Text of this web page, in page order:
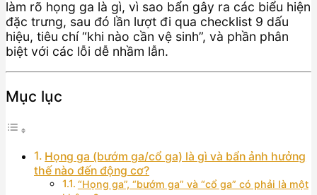
làm rõ họng ga là gì, vì sao bẩn gây ra các biểu hiện
đặc trưng, sau đó lần lượt đi qua checklist 9 dấu
hiệu, tiêu chí “khi nào cần vệ sinh”, và phần phân
biệt với các lỗi dễ nhầm lẫn.
Mục lục
Họng ga (bướm ga/cổ ga) là gì và bẩn ảnh hưởng
thế nào đến động cơ?
“Họng ga”, “bướm ga” và “cổ ga” có phải là một